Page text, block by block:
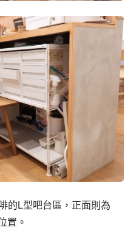
的L型吧台區，正面則為
置。